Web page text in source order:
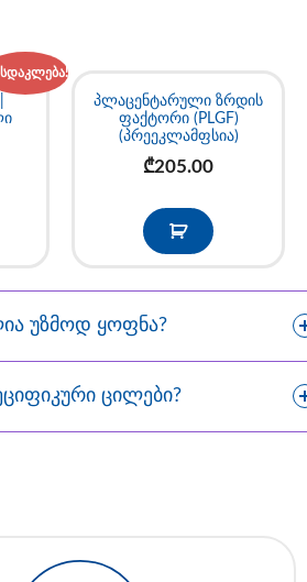
პლაცენტარული ზრდის
ფაქტორი (PLGF)
(პრეეკლამფსია)
₾205.00
უზმოდ ყოფნა?
ცილები?